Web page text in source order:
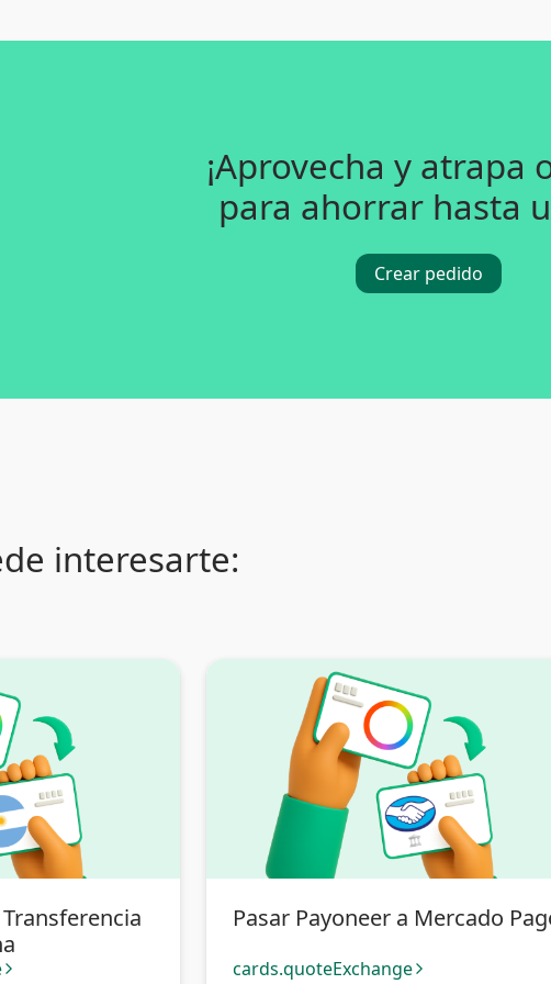
¡Aprovecha y atrapa
para ahorrar hasta
Crear pedido
interesarte:
arrow_forward_ios
Pasar Payoneer a Mercado
cards.quoteExchange arrow_forward_ios